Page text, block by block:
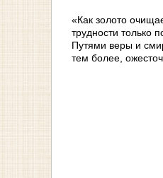
«Как золото
трудности только
Путями веры и
тем более,